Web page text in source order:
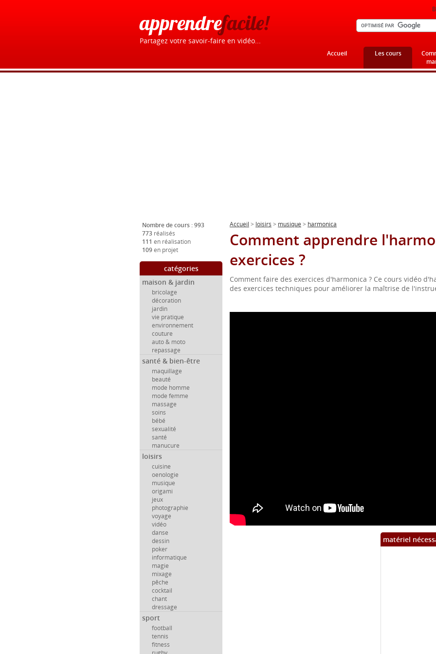
apprendrefacile!
Partagez votre savoir-faire en vidéo...
Accueil Les cours
Nombre de cours : 993
773 réalisés
111 en réalisation
109en projet
catégories
maison & jardin
bricolage
décoration
jardin
vie pratique
environnement
couture
auto & moto
repassage
santé & bien-être
maquillage
beauté
mode homme
mode femme
massage
soins
bébé
sexualité
santé
manucure
loisirs
cuisine
oenologie
musique
origami
jeux
photographie
voyage
vidéo
danse
dessin
poker
informatique
magie
mixage
pêche
cocktail
chant
dressage
sport
football
tennis
fitness
Accueil > loisirs > musique > harmonica
Comment apprendre
exercices ?
Comment faire des exercices d'harmonica ? Ce cours vidéo
des exercices techniques pour améliorer la maîtrise de
matériel